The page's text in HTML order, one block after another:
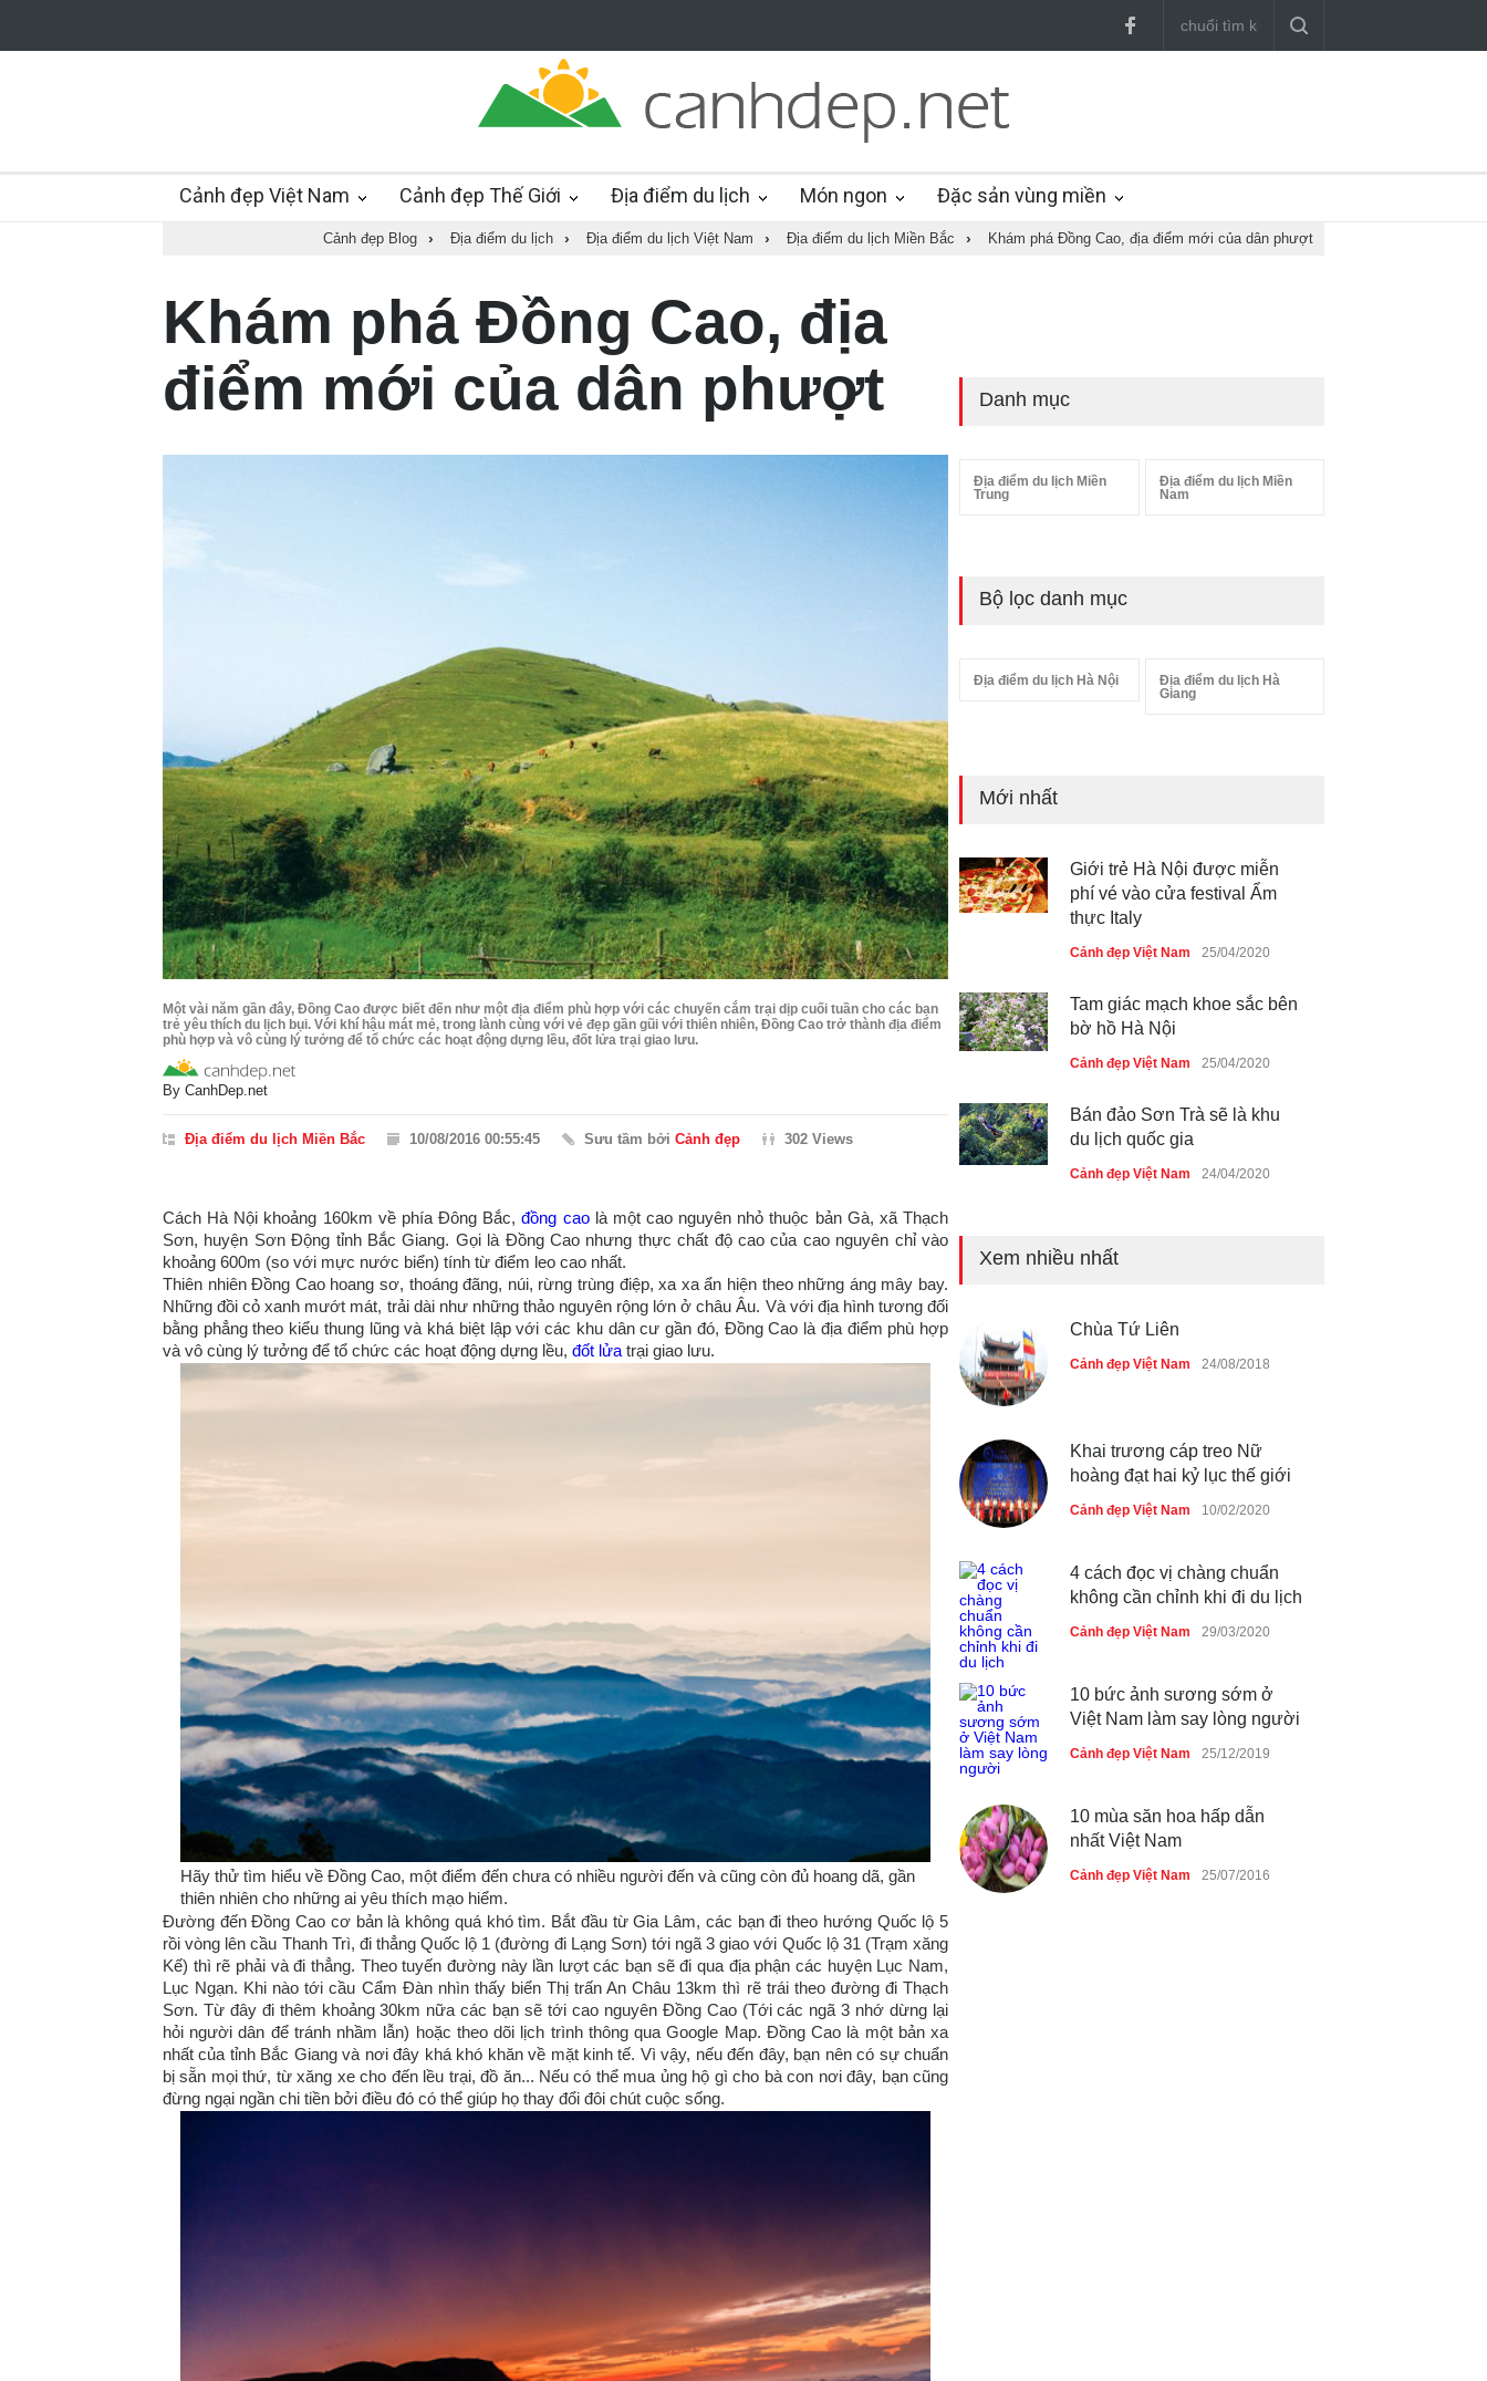
Cảnh đẹp Việt Nam Cảnh đẹp Thế Giới Địa điểm du lịch Món ngon Đặc sản vùng miền
Cảnh đẹp Blog › Địa điểm du lịch › Địa điểm du lịch Việt Nam › Địa điểm du lịch Miền Bắc › Khám phá Đồng Cao, địa điểm mới của dân phượt
Khám phá Đồng Cao, địa
điểm mới của dân phượt
Một vài năm gần đây, Đồng Cao được biết đến như một địa điểm phù hợp với các chuyến cắm trại dịp cuối tuần cho các bạn
trẻ yêu thích du lịch bụi. Với khí hậu mát mẻ, trong lành cùng với vẻ đẹp gần gũi với thiên nhiên, Đồng Cao trở thành địa điểm
phù hợp và vô cùng lý tưởng để tổ chức các hoạt động dựng lều, đốt lửa trại giao lưu.
By CanhDep.net
Địa điểm du lịch Miền Bắc 10/08/2016 00:55:45 Sưu tầm bởi Cảnh đẹp 302 Views
Cách Hà Nội khoảng 160km về phía Đông Bắc,đồng caolà một cao nguyên nhỏ thuộc bản Gà, xã Thạch
Sơn, huyện Sơn Động tỉnh Bắc Giang. Gọi là Đồng Cao nhưng thực chất độ cao của cao nguyên chỉ vào
khoảng 600m (so với mực nước biển) tính từ điểm leo cao nhất.
Thiên nhiên Đồng Cao hoang sơ, thoáng đãng, núi, rừng trùng điệp, xa xa ẩn hiện theo những áng mây bay.
Những đồi cỏ xanh mướt mát, trải dài như những thảo nguyên rộng lớn ở châu Âu. Và với địa hình tương đối
bằng phẳng theo kiểu thung lũng và khá biệt lập với các khu dân cư gần đó, Đồng Cao là địa điểm phù hợp
và vô cùng lý tưởng để tổ chức các hoạt động dựng lều, đốt lửa trại giao lưu.
Hãy thử tìm hiểu về Đồng Cao, một điểm đến chưa có nhiều người đến và cũng còn đủ hoang dã, gần
thiên nhiên cho những ai yêu thích mạo hiểm.
Đường đến Đồng Cao cơ bản là không quá khó tìm. Bắt đầu từ Gia Lâm, các bạn đi theo hướng Quốc lộ 5
rồi vòng lên cầu Thanh Trì, đi thẳng Quốc lộ 1 (đường đi Lạng Sơn) tới ngã 3 giao với Quốc lộ 31 (Trạm xăng
Kế) thì rẽ phải và đi thẳng. Theo tuyến đường này lần lượt các bạn sẽ đi qua địa phận các huyện Lục Nam,
Lục Ngạn. Khi nào tới cầu Cẩm Đàn nhìn thấy biển Thị trấn An Châu 13km thì rẽ trái theo đường đi Thạch
Sơn. Từ đây đi thêm khoảng 30km nữa các bạn sẽ tới cao nguyên Đồng Cao (Tới các ngã 3 nhớ dừng lại
hỏi người dân để tránh nhầm lẫn) hoặc theo dõi lịch trình thông qua Google Map. Đồng Cao là một bản xa
nhất của tỉnh Bắc Giang và nơi đây khá khó khăn về mặt kinh tế. Vì vậy, nếu đến đây, bạn nên có sự chuẩn
bị sẵn mọi thứ, từ xăng xe cho đến lều trại, đồ ăn... Nếu có thể mua ủng hộ gì cho bà con nơi đây, bạn cũng
đừng ngại ngần chi tiền bởi điều đó có thể giúp họ thay đổi đôi chút cuộc sống.
Danh mục
Địa điểm du lịch Miền
Trung
Địa điểm du lịch Miền
Nam
Bộ lọc danh mục
Địa điểm du lịch Hà Nội
Địa điểm du lịch Hà
Giang
Mới nhất
Giới trẻ Hà Nội được miễn
phí vé vào cửa festival Ẩm
thực Italy
Cảnh đẹp Việt Nam 25/04/2020
Tam giác mạch khoe sắc bên
bờ hồ Hà Nội
Cảnh đẹp Việt Nam 25/04/2020
Bán đảo Sơn Trà sẽ là khu
du lịch quốc gia
Cảnh đẹp Việt Nam 24/04/2020
dã ở Sài Gòn
Nhiều hoạt động tôn vinh nhà
giáo tại Đầm Sen
Xem nhiều nhất
Chùa Tứ Liên
Cảnh đẹp Việt Nam 24/08/2018
Khai trương cáp treo Nữ
hoàng đạt hai kỷ lục thế giới
Cảnh đẹp Việt Nam 10/02/2020
4 cách đọc vị chàng chuẩn
không cần chỉnh khi đi du lịch
Cảnh đẹp Việt Nam 29/03/2020
10 bức ảnh sương sớm ở
Việt Nam làm say lòng người
Cảnh đẹp Việt Nam 25/12/2019
10 mùa săn hoa hấp dẫn
nhất Việt Nam
Cảnh đẹp Việt Nam 25/07/2016